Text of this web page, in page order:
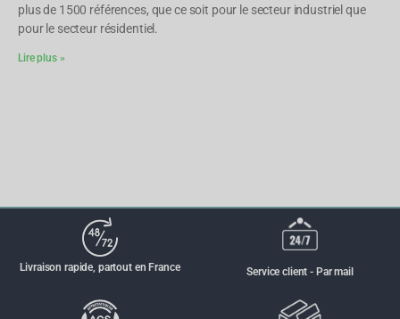
plus de 1500 références, que ce soit pour le secteur industriel que
pour le secteur résidentiel.
Lire plus »
Livraison rapide, partout en France Service client - Par mail